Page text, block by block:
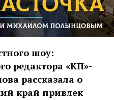
шоу:
редактора «КП»-
рассказала о
край привлек